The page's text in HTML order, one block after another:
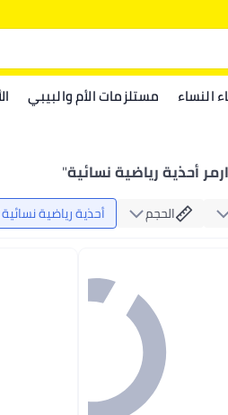
النساء مستلزمات الأم والبيبي
أحذية رياضية نسائية"
الحجم أحذية رياضية نسائية